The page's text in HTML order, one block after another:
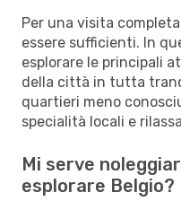
Per una visita
essere sufficienti. In
esplorare le principali
della città in tutta
quartieri meno
specialità locali e
Mi serve
esplorare Belgio?